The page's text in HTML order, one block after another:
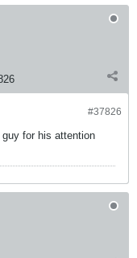
#37826
for his attention